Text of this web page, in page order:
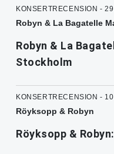
KONSERTRECENSION -
Robyn & La Bagatelle
Robyn & La
Stockholm
KONSERTRECENSION -
Röyksopp & Robyn
Röyksopp &